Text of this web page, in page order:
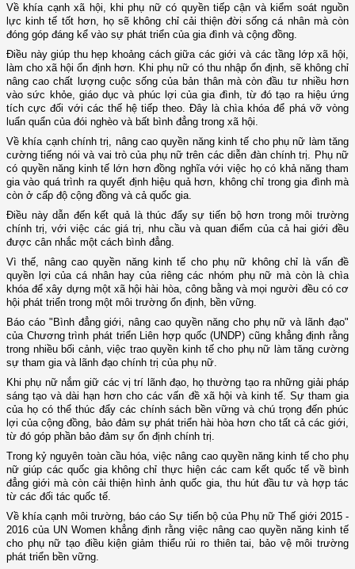
Về khía cạnh xã hội, khi phụ nữ có quyền tiếp cận và kiểm soát nguồn
lực kinh tế tốt hơn, họ sẽ không chỉ cải thiện đời sống cá nhân mà còn
đóng góp đáng kể vào sự phát triển của gia đình và cộng đồng.
Điều này giúp thu hẹp khoảng cách giữa các giới và các tầng lớp xã hội,
làm cho xã hội ổn định hơn. Khi phụ nữ có thu nhập ổn định, sẽ không chỉ
nâng cao chất lượng cuộc sống của bản thân mà còn đầu tư nhiều hơn
vào sức khỏe, giáo dục và phúc lợi của gia đình, từ đó tạo ra hiệu ứng
tích cực đối với các thế hệ tiếp theo. Đây là chìa khóa để phá vỡ vòng
luẩn quẩn của đói nghèo và bất bình đẳng trong xã hội.
Về khía cạnh chính trị, nâng cao quyền năng kinh tế cho phụ nữ làm tăng
cường tiếng nói và vai trò của phụ nữ trên các diễn đàn chính trị. Phụ nữ
có quyền năng kinh tế lớn hơn đồng nghĩa với việc họ có khả năng tham
gia vào quá trình ra quyết định hiệu quả hơn, không chỉ trong gia đình mà
còn ở cấp độ cộng đồng và cả quốc gia.
Điều này dẫn đến kết quả là thúc đẩy sự tiến bộ hơn trong môi trường
chính trị, với việc các giá trị, nhu cầu và quan điểm của cả hai giới đều
được cân nhắc một cách bình đẳng.
Vì thế, nâng cao quyền năng kinh tế cho phụ nữ không chỉ là vấn đề
quyền lợi của cá nhân hay của riêng các nhóm phụ nữ mà còn là chìa
khóa để xây dựng một xã hội hài hòa, công bằng và mọi người đều có cơ
hội phát triển trong một môi trường ổn định, bền vững.
Báo cáo "Bình đẳng giới, nâng cao quyền năng cho phụ nữ và lãnh đạo"
của Chương trình phát triển Liên hợp quốc (UNDP) cũng khẳng định rằng
trong nhiều bối cảnh, việc trao quyền kinh tế cho phụ nữ làm tăng cường
sự tham gia và lãnh đạo chính trị của phụ nữ.
Khi phụ nữ nắm giữ các vị trí lãnh đạo, họ thường tạo ra những giải pháp
sáng tạo và dài hạn hơn cho các vấn đề xã hội và kinh tế. Sự tham gia
của họ có thể thúc đẩy các chính sách bền vững và chú trọng đến phúc
lợi của cộng đồng, bảo đảm sự phát triển hài hòa hơn cho tất cả các giới,
từ đó góp phần bảo đảm sự ổn định chính trị.
Trong kỷ nguyên toàn cầu hóa, việc nâng cao quyền năng kinh tế cho phụ
nữ giúp các quốc gia không chỉ thực hiện các cam kết quốc tế về bình
đẳng giới mà còn cải thiện hình ảnh quốc gia, thu hút đầu tư và hợp tác
từ các đối tác quốc tế.
Về khía cạnh môi trường, báo cáo Sự tiến bộ của Phụ nữ Thế giới 2015 -
2016 của UN Women khẳng định rằng việc nâng cao quyền năng kinh tế
cho phụ nữ tạo điều kiện giảm thiểu rủi ro thiên tai, bảo vệ môi trường
phát triển bền vững.